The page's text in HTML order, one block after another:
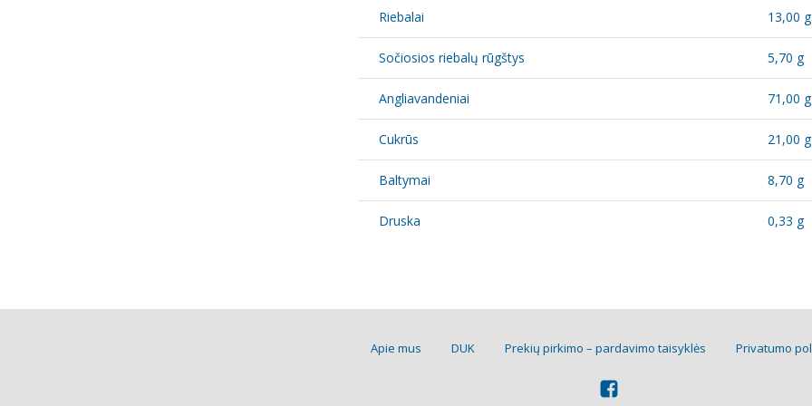
Riebalai 13,00 g
Sočiosios riebalų rūgštys 5,70 g
Angliavandeniai 71,00 g
Cukrūs 21,00 g
Baltymai 8,70 g
Druska 0,33 g
Apie mus DUK Prekių pirkimo – pardavimo taisyklės Privatumo